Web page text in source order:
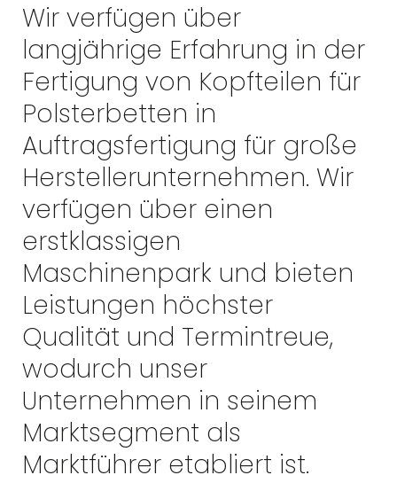
Wir verfügen über
langjährige Erfahrung in der
Fertigung von Kopfteilen für
Polsterbetten in
Auftragsfertigung für große
Herstellerunternehmen. Wir
verfügen über einen
erstklassigen
Maschinenpark und bieten
Leistungen höchster
Qualität und Termintreue,
wodurch unser
Unternehmen in seinem
Marktsegment als
Marktführer etabliert ist.